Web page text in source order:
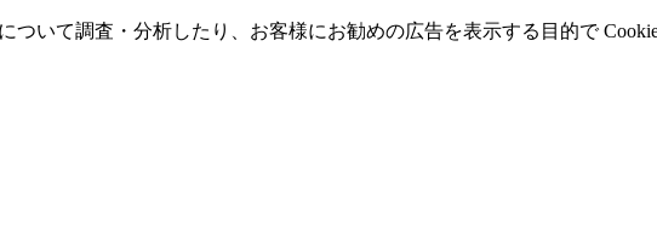
ついて調査・分析したり、お客様にお勧めの広告を表⽰する⽬的で